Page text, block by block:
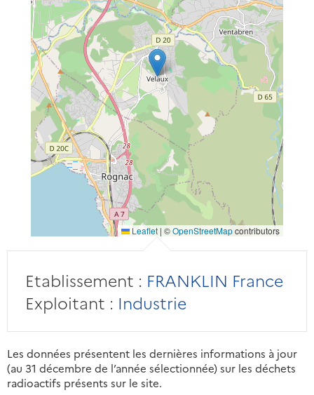
Leaflet | ©OpenStreetMapcontributors
Etablissement : FRANKLIN France
Exploitant : Industrie
Les données présentent les dernières informations à jour
(au 31 décembre de l’année sélectionnée) sur les déchets
radioactifs présents sur le site.